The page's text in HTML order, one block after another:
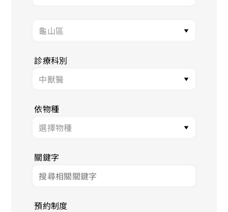
診療科別
依物種
關鍵字
預約制度